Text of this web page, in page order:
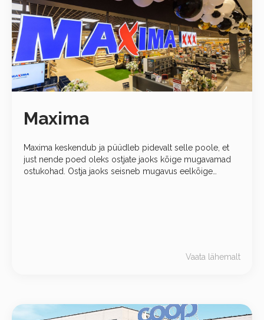
Maxima
Maxima keskendub ja püüdleb pidevalt selle poole, et
just nende poed oleks ostjate jaoks kõige mugavamad
ostukohad. Ostja jaoks seisneb mugavus eelkõige
Vaata lähemalt